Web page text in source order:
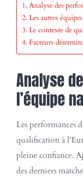
Analyse des
Les autres
Le contexte de
Facteurs
Analyse
l’équipe
Les performances
qualification à
pleine confiance.
des derniers